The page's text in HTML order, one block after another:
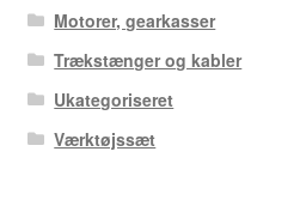
Motorer, gearkasser
Trækstænger og kabler
Ukategoriseret
Værktøjssæt